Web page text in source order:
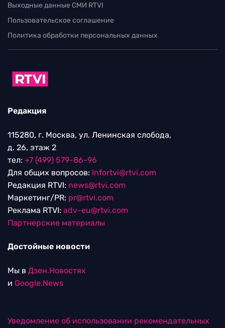
Выходные данные СМИ RTVI
Пользовательское соглашение
Политика обработки персональных данных
Редакция
115280, г. Москва, ул. Ленинская слобода,
д. 26, этаж 2
тел: +7 (499) 579-86-96
Для общих вопросов: Infortvi@rtvi.com
Редакция RTVI: news@rtvi.com
Маркетинг/PR: pr@rtvi.com
Реклама RTVI: adv-eu@rtvi.com
Партнерские материалы
Достойные новости
Мы в Дзен.Новостях
и Google.News
Уведомление об использовании рекомендательных